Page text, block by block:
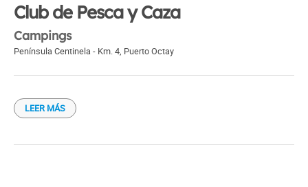
Club de Pesca y Caza
Campings
Península Centinela - Km. 4, Puerto Octay
LEER MÁS